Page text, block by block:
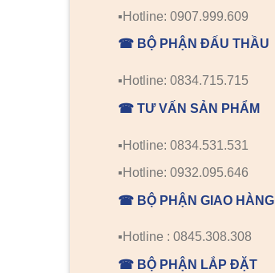
▪️Hotline: 0907.999.609
☎ BỘ PHẬN ĐẤU THẦU
▪️Hotline: 0834.715.715
☎ TƯ VẤN SẢN PHẨM
▪️Hotline: 0834.531.531
▪️Hotline: 0932.095.646
☎ BỘ PHẬN GIAO HÀNG
▪️Hotline : 0845.308.308
☎ BỘ PHẬN LẮP ĐẶT